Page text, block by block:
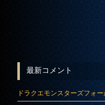
最新コメント
ドラクエモンスターズフォ